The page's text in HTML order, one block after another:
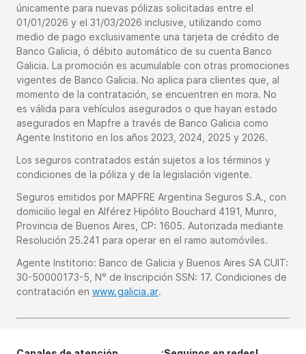
únicamente para nuevas pólizas solicitadas entre el
01/01/2026 y el 31/03/2026 inclusive, utilizando como
medio de pago exclusivamente una tarjeta de crédito de
Banco Galicia, ó débito automático de su cuenta Banco
Galicia. La promoción es acumulable con otras promociones
vigentes de Banco Galicia. No aplica para clientes que, al
momento de la contratación, se encuentren en mora. No
es válida para vehículos asegurados o que hayan estado
asegurados en Mapfre a través de Banco Galicia como
Agente Institorio en los años 2023, 2024, 2025 y 2026.
Los seguros contratados están sujetos a los términos y
condiciones de la póliza y de la legislación vigente.
Seguros emitidos por MAPFRE Argentina Seguros S.A., con
domicilio legal en Alférez Hipólito Bouchard 4191, Munro,
Provincia de Buenos Aires, CP: 1605. Autorizada mediante
Resolución 25.241 para operar en el ramo automóviles.
Agente Institorio: Banco de Galicia y Buenos Aires SA CUIT:
30-50000173-5, N° de Inscripción SSN: 17. Condiciones de
contratación en www.galicia.ar.